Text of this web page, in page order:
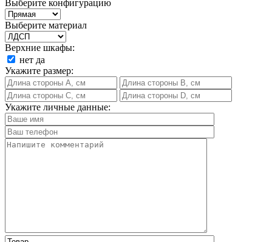
Выберите конфигурацию
Выберите материал
Верхние шкафы:
нет да
Укажите размер:
Укажите личные данные: